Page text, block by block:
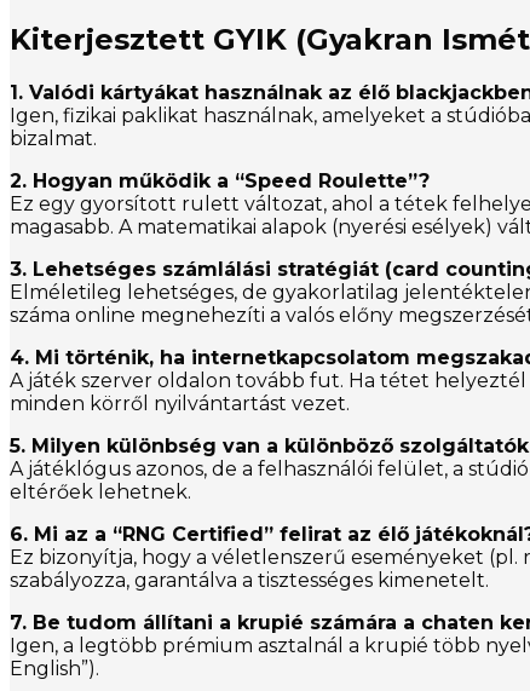
Kiterjesztett GYIK (Gyakran
1. Valódi kártyákat használnak az élő
Igen, fizikai paklikat használnak, amelyeket a
bizalmat.
2. Hogyan működik a “Speed Roulette”?
Ez egy gyorsított rulett változat, ahol a tétek
magasabb. A matematikai alapok (nyerési esélyek)
3. Lehetséges számlálási stratégiát (card
Elméletileg lehetséges, de gyakorlatilag
száma online megnehezíti a valós előny
4. Mi történik, ha internetkapcsolatom
A játék szerver oldalon tovább fut. Ha tétet
minden körről nyilvántartást vezet.
5. Milyen különbség van a különböző
A játéklógus azonos, de a felhasználói felület, a
eltérőek lehetnek.
6. Mi az a “RNG Certified” felirat az élő
Ez bizonyítja, hogy a véletlenszerű eseményeket
szabályozza, garantálva a tisztességes kimenetelt.
7. Be tudom állítani a krupié számára a chaten
Igen, a legtöbb prémium asztalnál a krupié több
English”).